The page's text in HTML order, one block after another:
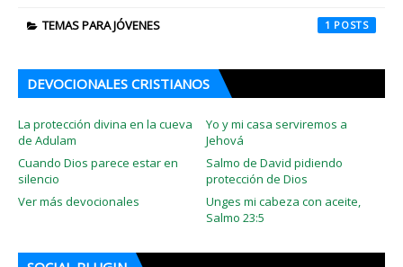
TEMAS PARA JÓVENES 1
DEVOCIONALES CRISTIANOS
La protección divina en la cueva
de Adulam
Yo y mi casa serviremos a
Jehová
Cuando Dios parece estar en
silencio
Salmo de David pidiendo
protección de Dios
Ver más devocionales
Unges mi cabeza con aceite,
Salmo 23:5